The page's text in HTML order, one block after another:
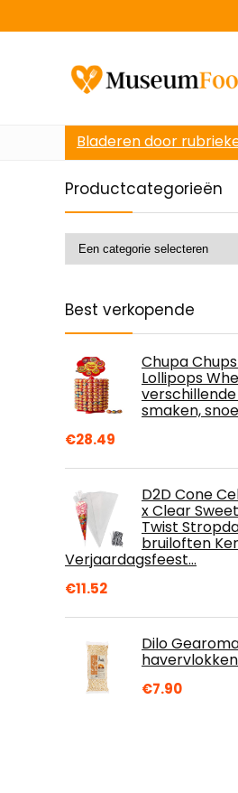
Bladeren door
Productcategorieën
Best verkopende
Chupa
Lollipops
smaken,
€28.49
D2D Cone
x Clear
Twist
bruiloften
Verjaardagsfeest…
€11.52
Dilo
havervlokken
€7.90